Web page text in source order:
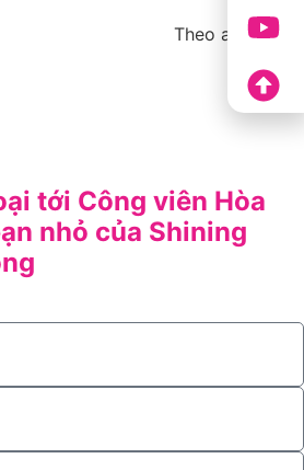
Theo afamily.vn
tới Công viên Hòa
nhỏ của Shining